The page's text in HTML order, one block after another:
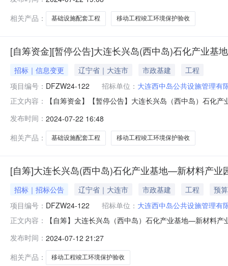
递交截止日期及时间另行通知。二、监督部门本招标项
构：大连大丰工程造价咨询有限
相关产品：
基础设施配套工程 移动工程竣工环境保护验收
[自筹资金][暂停公告]大连长兴岛(西中岛)石化产业
招标｜信息变更 辽宁省｜大连市 市政基建
工程
项目编号： DFZW24-122 招标单位： 大连西中岛公共设施管理有
正文内容：
【自筹资金】【暂停公告】大连长兴岛（西中岛）石化
岛）石化产业基地—新材料产业园基础设施配套工程—热
正内容：本项目因招标控制价未出暂
发布时间： 2024-07-22 16:48
相关产品：
基础设施配套工程 移动工程竣工环境保护验收
[自筹]大连长兴岛(西中岛)石化产业基地—新材料产
招标｜招标公告 辽宁省｜大连市 市政基建 工程
预
项目编号： DFZW24-122 招标单位： 大连西中岛公共设施管理有
正文内容：
【自筹】大连长兴岛（西中岛）石化产业基地—新材料
中岛）石化产业基地—新材料产业园基础设施配套工程—
控制价的按无效投标处理。4、采购
发布时间： 2024-07-12 21:27
相关产品：
移动工程竣工环境保护验收